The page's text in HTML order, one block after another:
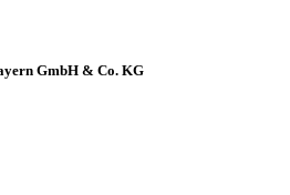
GmbH & Co. KG